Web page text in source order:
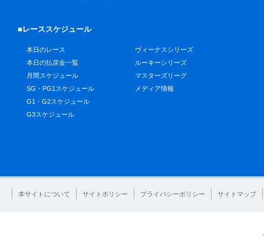
■レーススケジュール
本日のレース
本日の払戻金一覧
月間スケジュール
SG・PG1スケジュール
G1・G2スケジュール
G3スケジュール
ヴィーナスシリーズ
ルーキーシリーズ
マスターズリーグ
メディア情報
本サイトについて サイトポリシー プライバシーポリシー サイトマップ